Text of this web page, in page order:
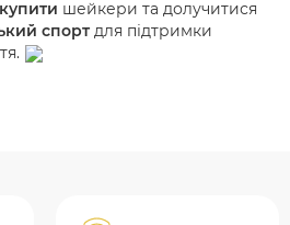
купити шейкери та долучитися
спорт для підтримки